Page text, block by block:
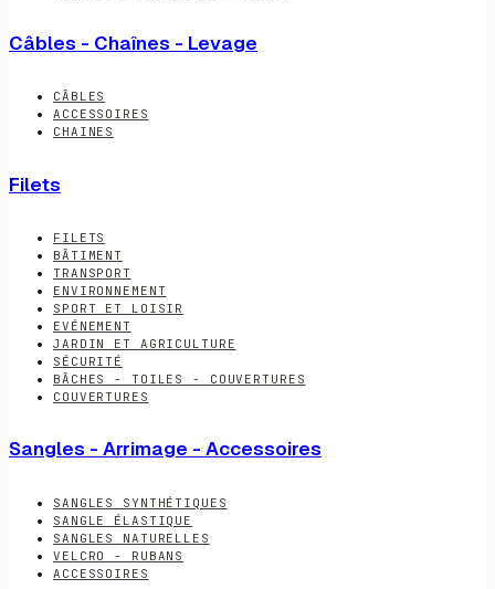
Câbles - Chaînes - Levage
CÂBLES
ACCESSOIRES
CHAINES
Filets
FILETS
BÂTIMENT
TRANSPORT
ENVIRONNEMENT
SPORT ET LOISIR
EVÉNEMENT
JARDIN ET AGRICULTURE
SÉCURITÉ
BÂCHES - TOILES - COUVERTURES
COUVERTURES
Sangles - Arrimage - Accessoires
SANGLES SYNTHÉTIQUES
SANGLE ÉLASTIQUE
SANGLES NATURELLES
VELCRO - RUBANS
ACCESSOIRES